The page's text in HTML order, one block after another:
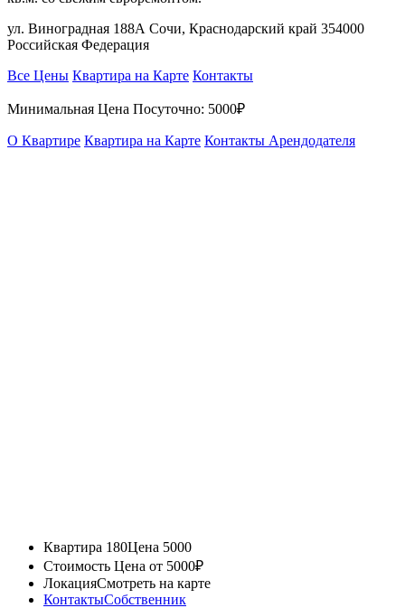
ул. Виноградная 188А Сочи, Краснодарский край 354000
Российская Федерация
Все Цены Квартира на Карте Контакты
Минимальная Цена Посуточно: 5000₽
О Квартире Квартира на Карте Контакты Арендодателя
Квартира 180Цена 5000
Стоимость Цена от 5000₽
ЛокацияСмотреть на карте
КонтактыСобственник